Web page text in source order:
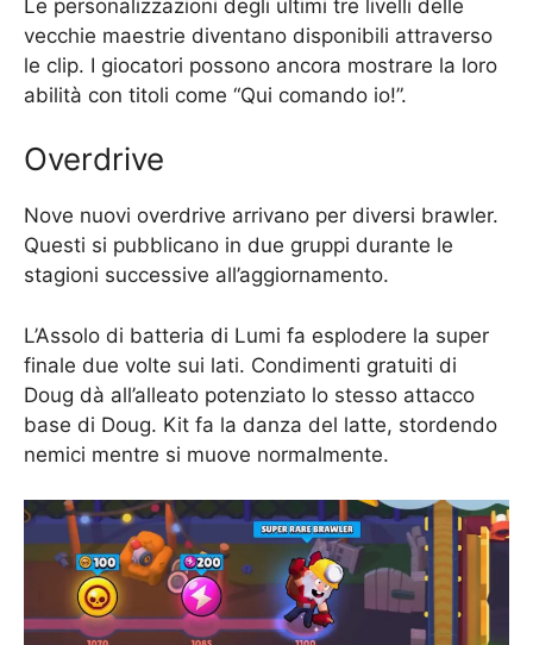
Le personalizzazioni degli ultimi tre livelli delle
vecchie maestrie diventano disponibili attraverso
le clip. I giocatori possono ancora mostrare la loro
abilità con titoli come “Qui comando io!”.
Overdrive
Nove nuovi overdrive arrivano per diversi brawler.
Questi si pubblicano in due gruppi durante le
stagioni successive all’aggiornamento.
L’Assolo di batteria di Lumi fa esplodere la super
finale due volte sui lati. Condimenti gratuiti di
Doug dà all’alleato potenziato lo stesso attacco
base di Doug. Kit fa la danza del latte, stordendo
nemici mentre si muove normalmente.